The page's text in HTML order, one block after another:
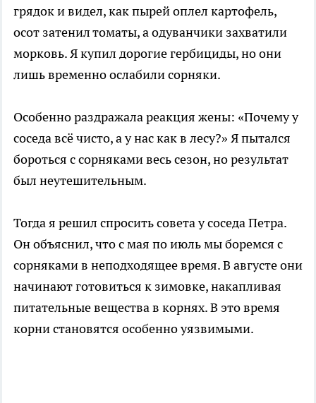
грядок и видел, как пырей оплел картофель,
осот затенил томаты, а одуванчики захватили
морковь. Я купил дорогие гербициды, но они
лишь временно ослабили сорняки.
Особенно раздражала реакция жены: «Почему у
соседа всё чисто, а у нас как в лесу?» Я пытался
бороться с сорняками весь сезон, но результат
был неутешительным.
Тогда я решил спросить совета у соседа Петра.
Он объяснил, что с мая по июль мы боремся с
сорняками в неподходящее время. В августе они
начинают готовиться к зимовке, накапливая
питательные вещества в корнях. В это время
корни становятся особенно уязвимыми.